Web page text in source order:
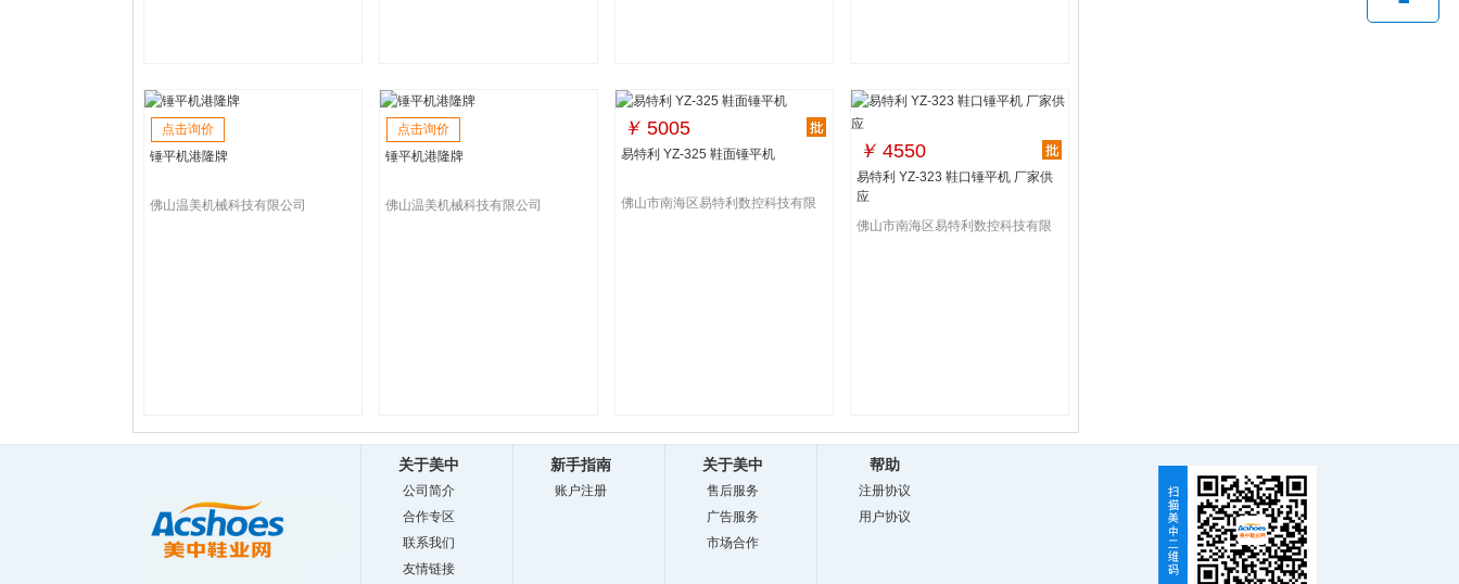
点击询价
锤平机港隆牌
佛山温美机械科技有限公司
点击询价
锤平机港隆牌
佛山温美机械科技有限公司
￥ 5005
易特利 YZ-325 鞋面锤平机
佛山市南海区易特利数控科技有限
￥ 4550
易特利 YZ-323 鞋口锤平机 厂家供
应
佛山市南海区易特利数控科技有限
关于美中
公司简介
合作专区
联系我们
友情链接
新手指南
账户注册
关于美中
售后服务
广告服务
市场合作
帮助
注册协议
用户协议